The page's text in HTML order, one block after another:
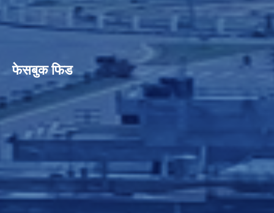
फेसबुक फिड